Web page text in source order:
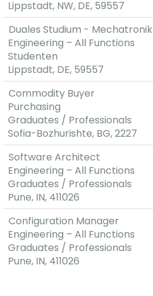
Lippstadt, NW, DE, 59557
Duales Studium - Mechatronik
Engineering – All Functions
Studenten
Lippstadt, DE, 59557
Commodity Buyer
Purchasing
Graduates / Professionals
Sofia-Bozhurishte, BG, 2227
Software Architect
Engineering – All Functions
Graduates / Professionals
Pune, IN, 411026
Configuration Manager
Engineering – All Functions
Graduates / Professionals
Pune, IN, 411026